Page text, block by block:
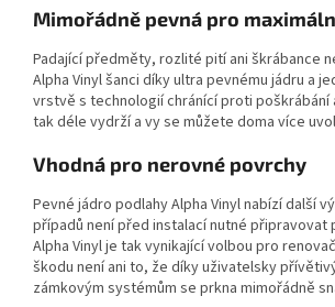
Mimořádně pevná pro
Padající předměty, rozlité pití ani škrábance
Alpha Vinyl šanci díkyultra pevnému jádru a
vrstvě s technologií chránící proti poškrábání
tak déle vydrží a vy se můžete doma více
Vhodná pro nerovné povrchy
Pevné jádro podlahy Alpha Vinyl nabízí další
případů není před instalací nutné připravovat
Alpha Vinyl je takvynikající volbou pro
škodu není ani to, že díky uživatelsky
zámkovým systémům se prkna mimořádně